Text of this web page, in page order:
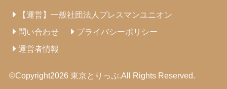
【運営】一般社団法人プレスマンユニオン
問い合わせ
プライバシーポリシー
運営者情報
©Copyright2026 東京とりっぷ.All Rights Reserved.